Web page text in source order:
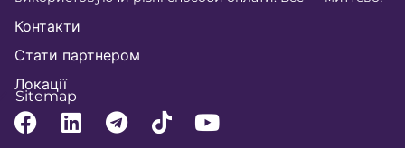
Контакти
Стати партнером
Локації
Sitemap